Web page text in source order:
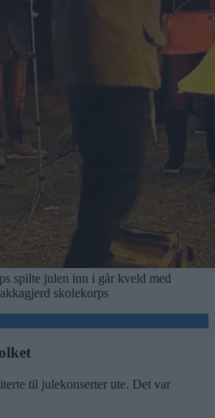
spilte julen inn i går kveld med
skolekorps
til julekonserter ute. Det var